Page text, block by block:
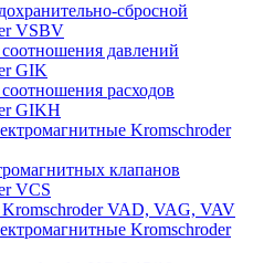
сбросной
VSBV
давлений
GIK
расходов
GIKH
Kromschroder
клапанов
VCS
Kromschroder VAD, VAG, VAV
Kromschroder